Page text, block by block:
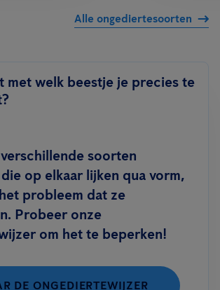
Alle ongediertesoorten
met welk beestje je precies te
soorten
op elkaar lijken qua vorm,
probleem dat ze
Probeer onze
om het te beperken!
DE ONGEDIERTEWIJZER